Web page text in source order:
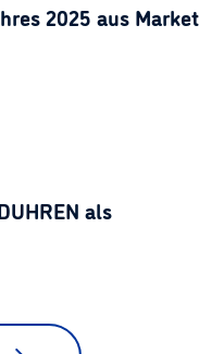
2025 aus
als